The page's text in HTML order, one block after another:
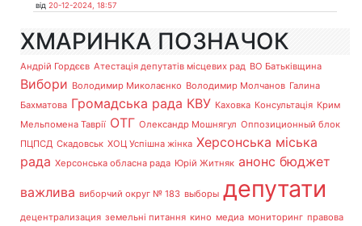
від 20-12-2024, 18:57
ХМАРИНКА ПОЗНАЧОК
Андрій Гордєєв Атестація депутатів місцевих рад ВО Батьківщина
Вибори Володимир Миколаєнко Володимир Молчанов Галина
Бахматова Громадська рада КВУ Каховка Консультація Крим
Мельпомена Таврії ОТГ Олександр Мошнягул Оппозиционный блок
ПЦПСД Скадовськ ХОЦ Успішна жінка Херсонська міська
рада Херсонська обласна рада Юрій Житняк анонс бюджет
важлива виборчий округ № 183 выборы депутати
децентрализация земельні питання кино медиа мониторинг правова